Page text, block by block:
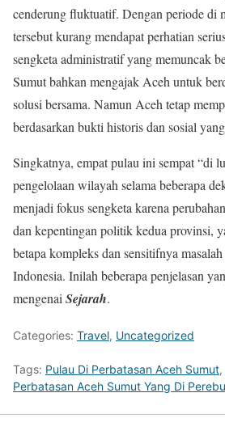
cenderung fluktuatif. Dengan periode di
tersebut kurang mendapat perhatian
sengketa administratif yang memuncak
Sumut bahkan mengajak Aceh untuk
solusi bersama. Namun Aceh tetap
berdasarkan bukti historis dan sosial
Singkatnya, empat pulau ini sempat “di
pengelolaan wilayah selama beberapa
menjadi fokus sengketa karena
dan kepentingan politik kedua provinsi,
betapa kompleks dan sensitifnya
Indonesia. Inilah beberapa penjelasan
mengenai Sejarah.
Categories: Travel, Uncategorized
Tags: Pulau Di Perbatasan Aceh Sumut,
Perbatasan Aceh Sumut Yang Di